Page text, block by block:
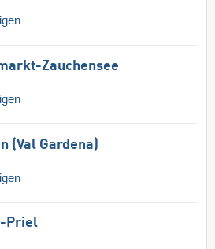
Zauchensee
(Val Gardena)
Priel